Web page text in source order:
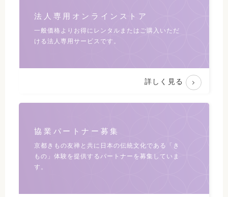
法人専用オンラインストア
一般価格よりお得にレンタルまたは ご購入いただ
ける法人専用サービスです。
詳しく見る
協業パートナー募集
京都きもの友禅と共に日本の伝統文化である
「き
もの」体験を提供するパートナーを募集していま
す。